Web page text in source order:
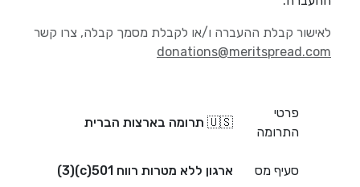
לאישור קבלת ההעברה ו/או לקבלת מסמך קבלה, צרו קשר
donations@meritspread.com
פרטי
התרומה
🇺🇸 תרומה בארצות הברית
סעיף מס ארגון ללא מטרות רווח 501(c)(3)